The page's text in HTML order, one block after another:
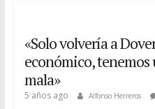
«Solo volvería a
económico,
mala»
5 años ago Alfonso Herreros